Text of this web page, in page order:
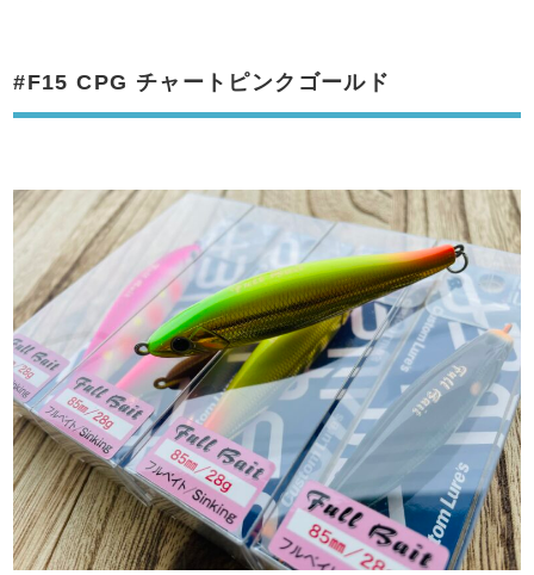
#F15 CPG チャートピンクゴールド